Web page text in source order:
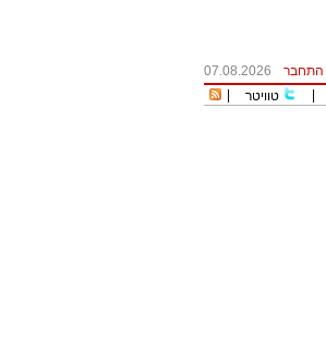
התחבר
07.08.2026
טוויטר